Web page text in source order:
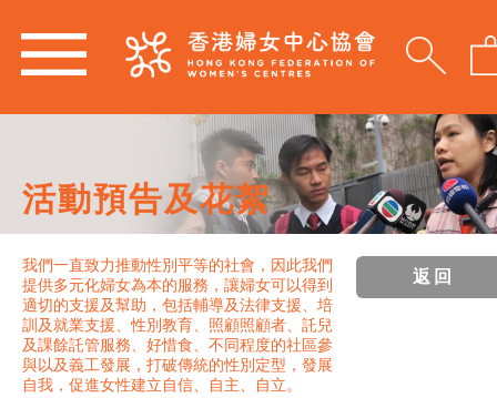
活動預告及花絮
我們一直致力推動性別平等的社會，因此我們
提供多元化婦女為本的服務，讓婦女可以得到
適切的支援及幫助，包括輔導及法律支援、培
訓及就業支援、性別教育、照顧照顧者、託兒
及課餘託管服務、好惜食、不同程度的社區參
與以及義工發展，打破傳統的性別定型，發展
自我，促進女性建立自信、自主、自立。
返回